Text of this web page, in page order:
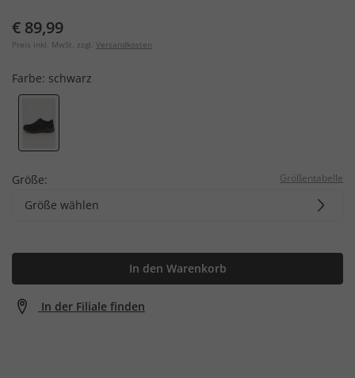
€ 89,99
Preis inkl. MwSt. zzgl. Versandkosten
Farbe: schwarz
Größe: Größentabelle
Größe wählen
In den Warenkorb
In der Filiale finden